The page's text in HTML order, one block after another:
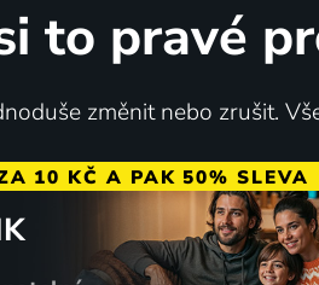
to pravé
změnit nebo zrušit.
10 KČ A PAK 50% SLEVA